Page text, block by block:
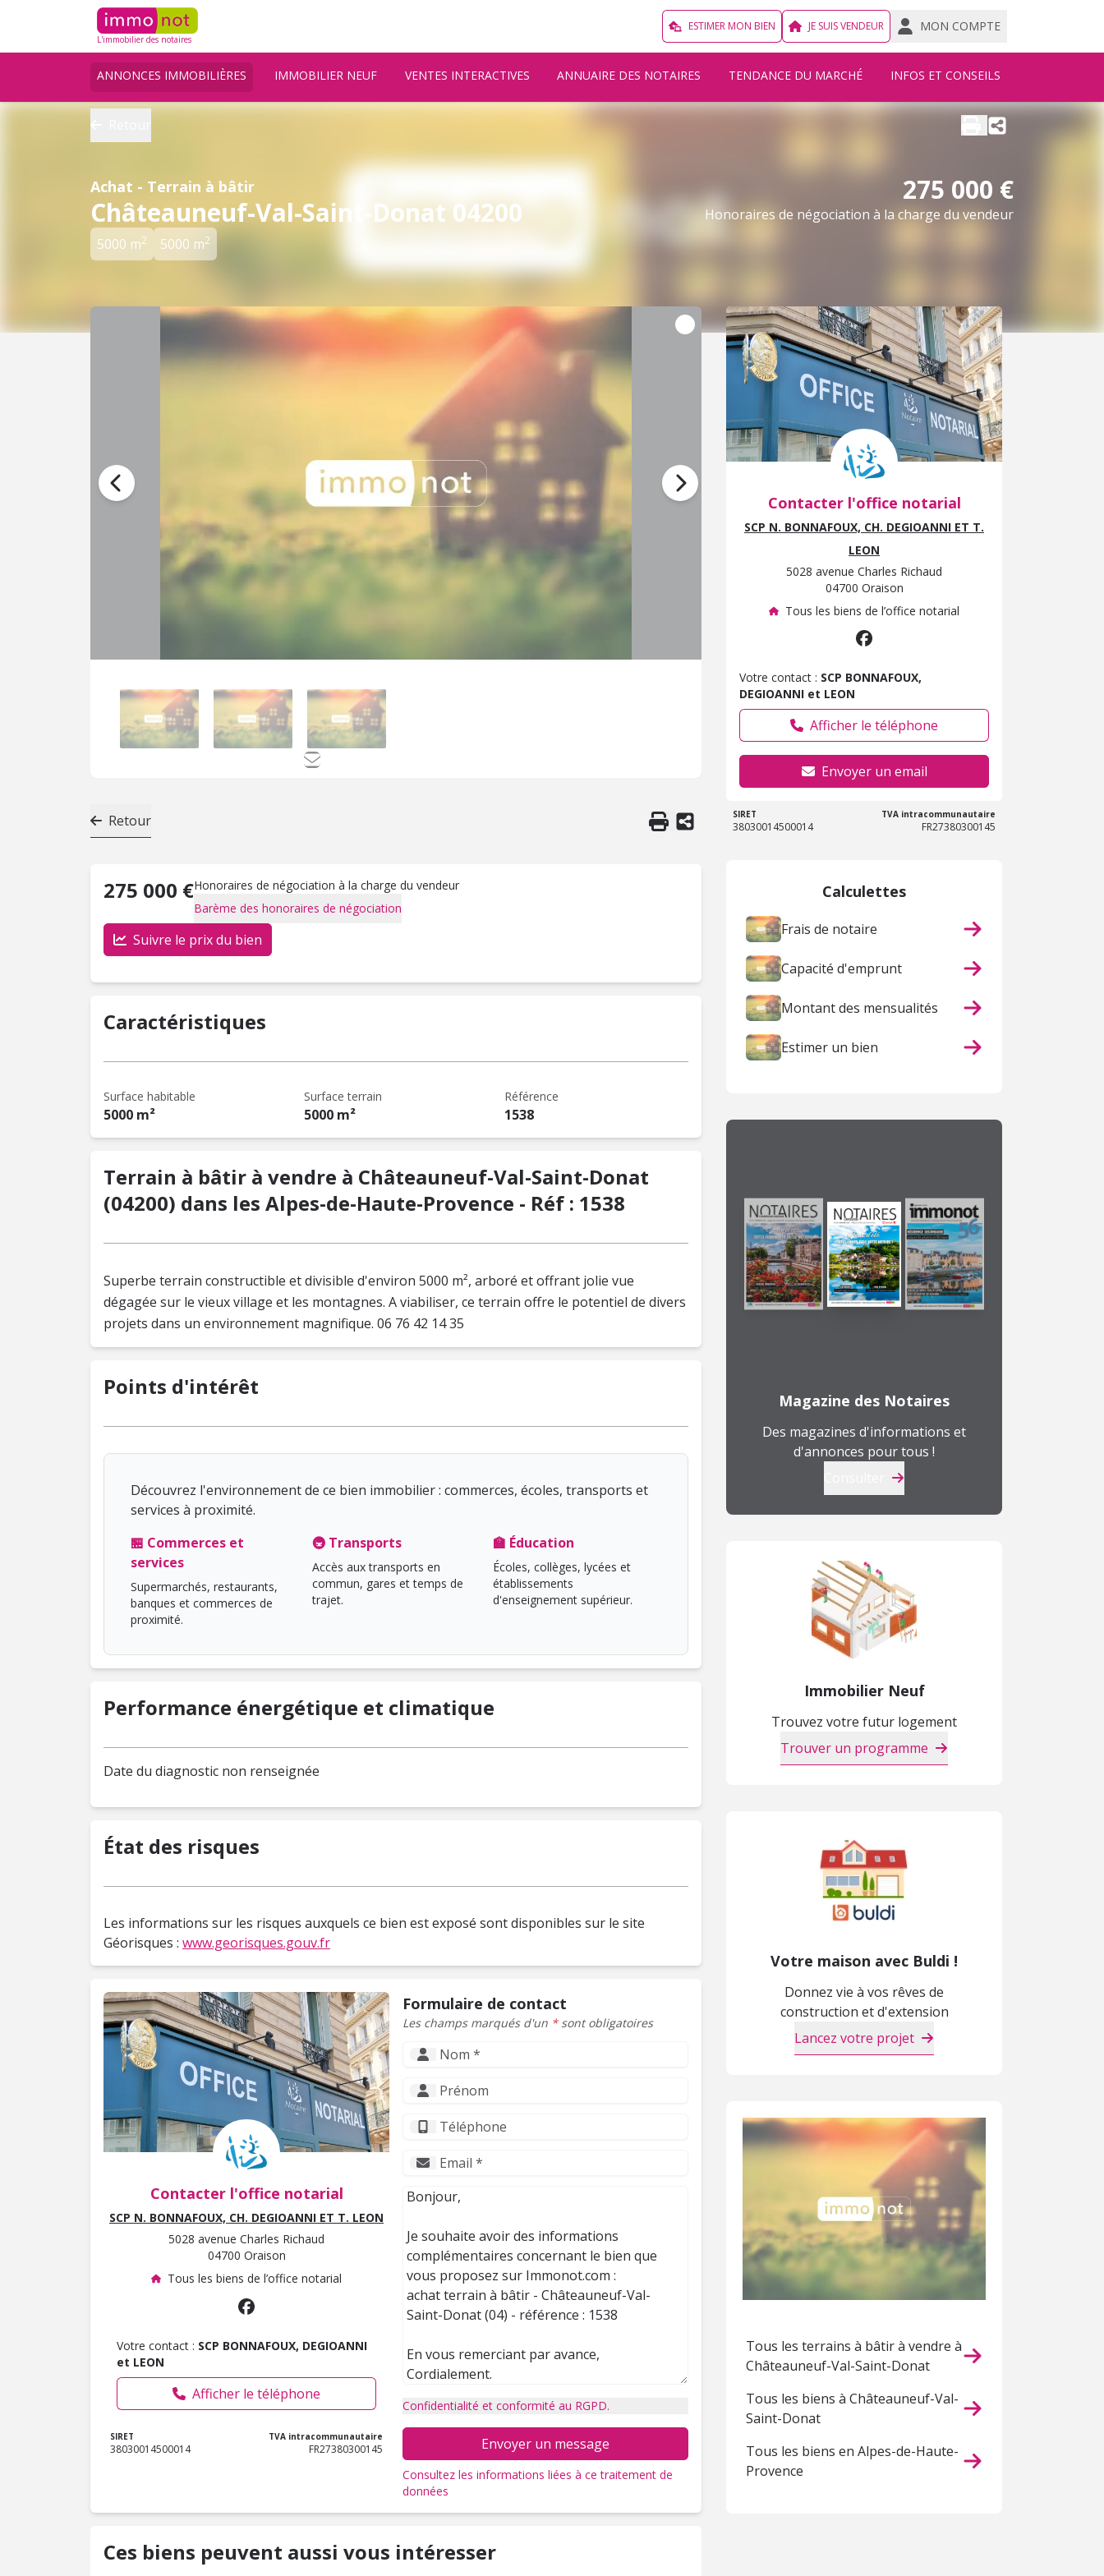
L'immobilier des notaires
ESTIMER MON BIEN JE SUIS VENDEUR MON COMPTE
ANNONCES IMMOBILIÈRES IMMOBILIER NEUF VENTES INTERACTIVES ANNUAIRE DES NOTAIRES TENDANCE DU MARCHÉ INFOS ET CONSEILS
Achat - Terrain à bâtir
Châteauneuf-Val-Saint-Donat 04200
5000 m2 5000 m2
275 000 €
Honoraires de négociation à la charge du vendeur
Retour
275 000 €Honoraires de négociation à la charge du vendeur
Barème des honoraires de négociation
Suivre le prix du bien
Caractéristiques
Surface habitable
5000 m²
Surface terrain
5000 m²
Référence
1538
Terrain à bâtir à vendre à Châteauneuf-Val-Saint-Donat
(04200) dans les Alpes-de-Haute-Provence - Réf : 1538
Superbe terrain constructible et divisible d'environ 5000 m², arboré et offrant jolie vue
dégagée sur le vieux village et les montagnes. A viabiliser, ce terrain offre le potentiel de divers
projets dans un environnement magnifique. 06 76 42 14 35
Points d'intérêt
Découvrez l'environnement de ce bien immobilier : commerces, écoles, transports et
services à proximité.
🏪 Commerces et
services
Supermarchés, restaurants,
banques et commerces de
proximité.
🚇 Transports
Accès aux transports en
commun, gares et temps de
trajet.
🏫 Éducation
Écoles, collèges, lycées et
établissements
d'enseignement supérieur.
Performance énergétique et climatique
Date du diagnostic non renseignée
État des risques
Les informations sur les risques auxquels ce bien est exposé sont disponibles sur le site
Géorisques : www.georisques.gouv.fr
Contacter l'office notarial
SCP N. BONNAFOUX, CH. DEGIOANNI ET T. LEON
5028 avenue Charles Richaud
04700 Oraison
Tous les biens de l’office notarial
Votre contact : SCP BONNAFOUX, DEGIOANNI
et LEON
Afficher le téléphone
SIRET
38030014500014
TVA intracommunautaire
FR27380300145
Formulaire de contact
Les champs marqués d'un *sont obligatoires
Confidentialité et conformité au RGPD.
Envoyer un message
Consultez les informations liées à ce traitement de
données
Ces biens peuvent aussi vous intéresser
Contacter l'office notarial
SCP N. BONNAFOUX, CH. DEGIOANNI ET T.
LEON
5028 avenue Charles Richaud
04700 Oraison
Tous les biens de l’office notarial
Votre contact : SCP BONNAFOUX,
DEGIOANNI et LEON
Afficher le téléphone
Envoyer un email
SIRET
38030014500014
TVA intracommunautaire
FR27380300145
Calculettes
Frais de notaire
Capacité d'emprunt
Montant des mensualités
Estimer un bien
Magazine des Notaires
Des magazines d'informations et
d'annonces pour tous !
Immobilier Neuf
Trouvez votre futur logement
Trouver un programme
Votre maison avec Buldi !
Donnez vie à vos rêves de
construction et d'extension
Lancez votre projet
Tous les terrains à bâtir à vendre à
Châteauneuf-Val-Saint-Donat
Tous les biens à Châteauneuf-Val-
Saint-Donat
Tous les biens en Alpes-de-Haute-
Provence